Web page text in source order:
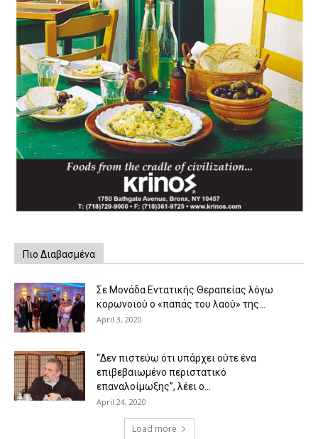
Πιο Διαβασμένα
Σε Μονάδα Εντατικής Θεραπείας λόγω
κορωνοϊού ο «παπάς του λαού» της...
April 3, 2020
“Δεν πιστεύω ότι υπάρχει ούτε ένα
επιβεβαιωμένο περιστατικό
επαναλοίμωξης”, λέει ο...
April 24, 2020
Load more